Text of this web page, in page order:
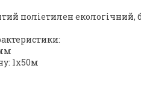
поліетилен екологічний,
1х50м